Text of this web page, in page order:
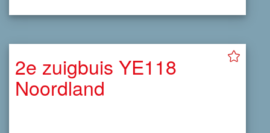
2e zuigbuis YE118
Noordland